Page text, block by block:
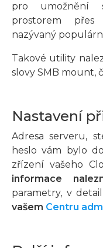
pro umožnění
prostorem
nazývaný
Takové utility
slovy SMB mount,
Nastavení
Adresa serveru,
heslo vám bylo
zřízení vašeho
informace
parametry, v
vašem Centru